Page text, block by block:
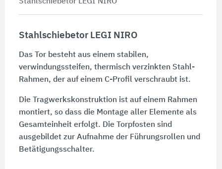
Stahlschiebetor LEGI NIRO
Das Tor besteht aus einem stabilen,
verwindungssteifen, thermisch verzinkten Stahl-
Rahmen, der auf einem C-Profil verschraubt ist.
Die Tragwerkskonstruktion ist auf einem Rahmen
montiert, so dass die Montage aller Elemente als
Gesamteinheit erfolgt. Die Torpfosten sind
ausgebildet zur Aufnahme der Führungsrollen und
Betätigungsschalter.